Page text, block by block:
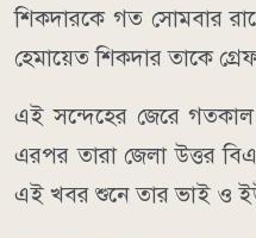
শিকদারকে গত সোমবার
হেমায়েত শিকদার তাকে
এই সন্দেহের জেরে
এরপর তারা জেলা উত্তর
এই খবর শুনে তার ভাই ও